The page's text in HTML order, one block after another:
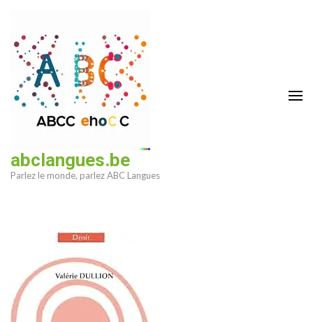
contenu
(Pressez
Entrée)
abclangues.be
Parlez le monde, parlez ABC Langues